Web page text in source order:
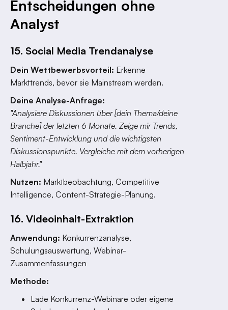
Entscheidungen ohne
Analyst
15. Social Media Trendanalyse
Dein Wettbewerbsvorteil: Erkenne
Markttrends, bevor sie Mainstream werden.
Deine Analyse-Anfrage:
"Analysiere Diskussionen über [dein Thema/deine
Branche] der letzten 6 Monate. Zeige mir Trends,
Sentiment-Entwicklung und die wichtigsten
Diskussionspunkte. Vergleiche mit dem vorherigen
Halbjahr."
Nutzen: Marktbeobachtung, Competitive
Intelligence, Content-Strategie-Planung.
16. Videoinhalt-Extraktion
Anwendung: Konkurrenzanalyse,
Schulungsauswertung, Webinar-
Zusammenfassungen
Methode:
Lade Konkurrenz-Webinare oder eigene